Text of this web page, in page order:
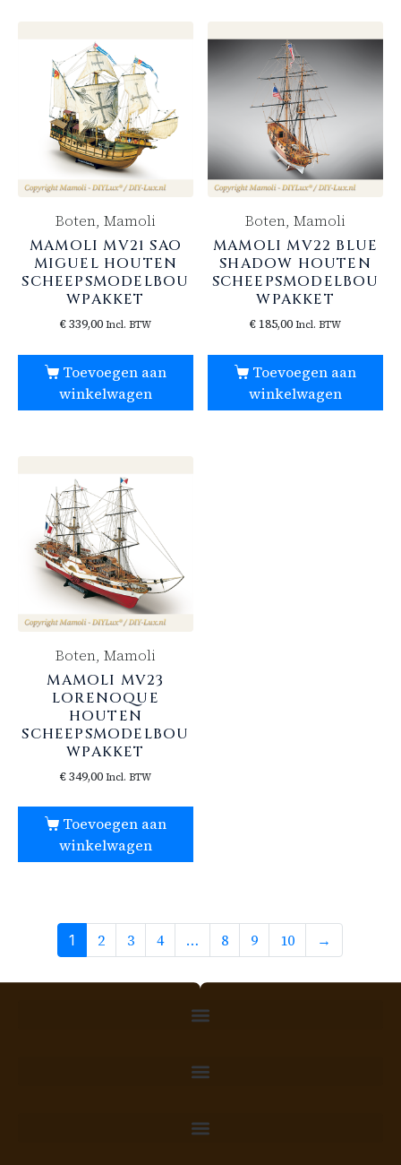
Boten, Mamoli
MAMOLI MV21 SAO
MIGUEL HOUTEN
SCHEEPSMODELBOU
WPAKKET
€339,00 Incl. BTW
Toevoegen aan
winkelwagen
Boten, Mamoli
MAMOLI MV22 BLUE
SHADOW HOUTEN
SCHEEPSMODELBOU
WPAKKET
€ 185,00 Incl. BTW
Toevoegen aan
winkelwagen
Boten, Mamoli
MAMOLI MV23
LORENOQUE
HOUTEN
SCHEEPSMODELBOU
WPAKKET
€349,00 Incl. BTW
Toevoegen aan
winkelwagen
1 2 3 4 … 8 9 10 →